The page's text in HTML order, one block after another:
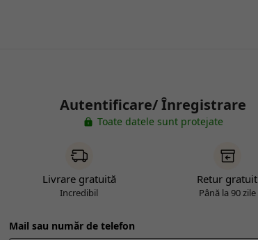
Autentificare/ Înregistrare
Toate datele sunt protejate
Livrare gratuită
Incredibil
Retur gratuit
Până la 90 zile
Mail sau număr de telefon